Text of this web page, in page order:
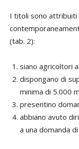
I titoli sono attribuiti
(tab. 2):
siano agricoltori
dispongano di
minima di 5.000
presentino
abbiano avuto
a una domanda